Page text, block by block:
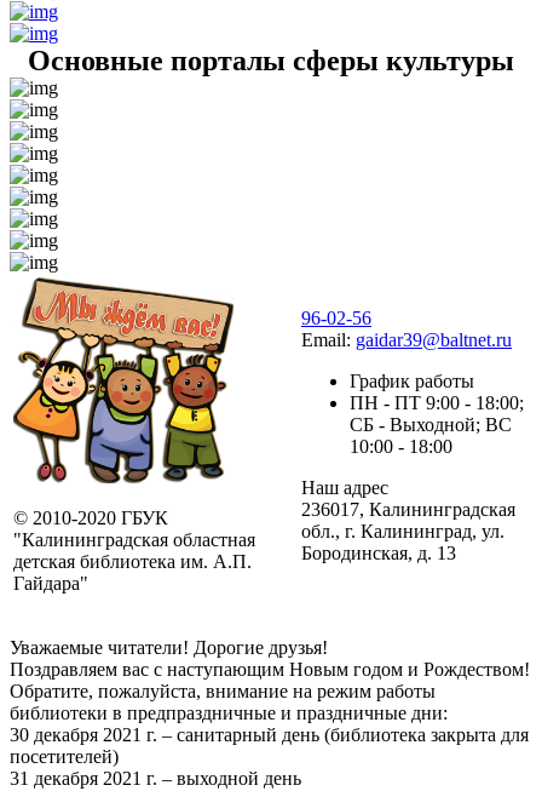
Основные порталы сферы культуры
© 2010-2020 ГБУК
"Калининградская областная
детская библиотека им. А.П.
Гайдара"
96-02-56
Email: gaidar39@baltnet.ru
График работы
ПН - ПТ 9:00 - 18:00;
СБ - Выходной; ВС
10:00 - 18:00
Наш адрес
236017, Калининградская
обл., г. Калининград, ул.
Бородинская, д. 13
Уважаемые читатели! Дорогие друзья!
Поздравляем вас с наступающим Новым годом и Рождеством!
Обратите, пожалуйста, внимание на режим работы
библиотеки в предпраздничные и праздничные дни:
30 декабря 2021 г. – санитарный день (библиотека закрыта для
посетителей)
31 декабря 2021 г. – выходной день